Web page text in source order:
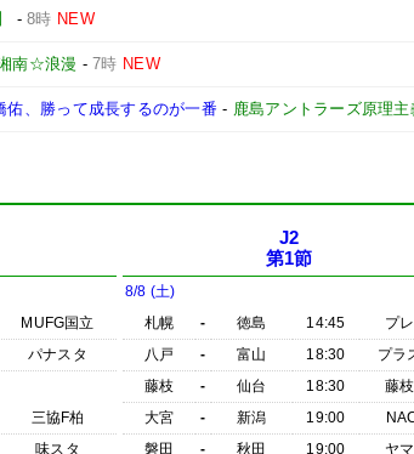
-8時 NEW
南☆浪漫 -7時 NEW
佑、勝って成長するのが一番 - 鹿島アントラーズ原理主
MUFG国立
パナスタ
三協F柏
味スタ
J2
第1節
8/8 (土)
札幌
- 徳島 14:45
プ
八戸
- 富山 18:30
プラ
藤枝
- 仙台 18:30
藤
大宮
- 新潟 19:00
磐田
- 秋田 19:00
ヤ